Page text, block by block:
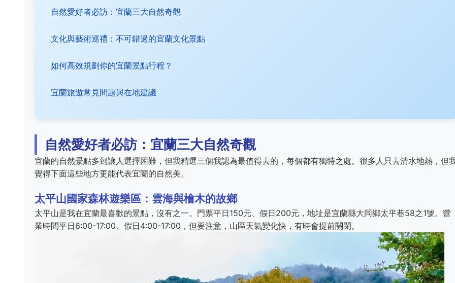
自然愛好者必訪：宜蘭三大自然奇觀
文化與藝術巡禮：不可錯過的宜蘭文化景點
如何高效規劃你的宜蘭景點行程？
宜蘭旅遊常見問題與在地建議
自然愛好者必訪：宜蘭三大自然奇觀
宜蘭的自然景點多到讓人選擇困難，但我精選三個我認為最值得去的，每個都有獨特之處。很多人只去清水地熱，但
覺得下面這些地方更能代表宜蘭的自然美。
太平山國家森林遊樂區：雲海與檜木的故鄉
太平山是我在宜蘭最喜歡的景點，沒有之一。門票平日150元、假日200元，地址是宜蘭縣大同鄉太平巷58之1號。營
業時間平日6:00-17:00、假日4:00-17:00，但要注意，山區天氣變化快，有時會提前關閉。